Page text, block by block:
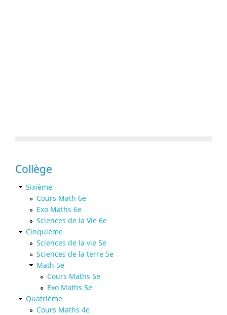
Collège
Sixième
Cours Math 6e
Exo Maths 6e
Sciences de la Vie 6e
Cinquième
Sciences de la vie 5e
Sciences de la terre 5e
Math 5e
Cours Maths 5e
Exo Maths 5e
Quatrième
Cours Maths 4e